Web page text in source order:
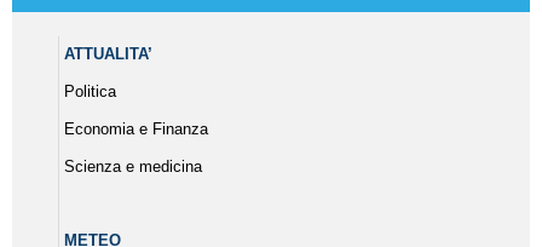
ATTUALITA’
Politica
Economia e Finanza
Scienza e medicina
METEO